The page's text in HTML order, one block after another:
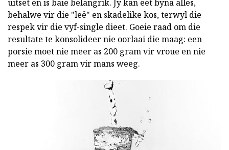
uitset en is baie belangrik. Jy kan eet byna alles,
behalwe vir die "leë" en skadelike kos, terwyl die
respek vir die vyf-single dieet. Goeie raad om die
resultate te konsolideer nie oorlaai die maag: een
porsie moet nie meer as 200 gram vir vroue en nie
meer as 300 gram vir mans weeg.